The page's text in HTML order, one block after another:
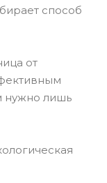
способ
от
нужно лишь